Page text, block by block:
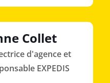
Collet
d'agence et
EXPEDIS